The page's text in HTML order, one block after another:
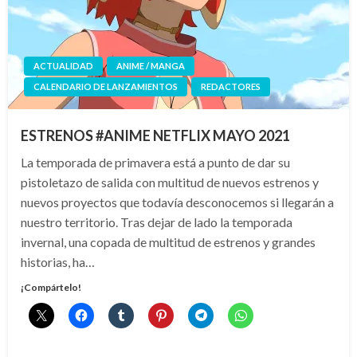
ACTUALIDAD
ANIME / MANGA
CALENDARIO DE LANZAMIENTOS
REDACTORES
ESTRENOS #ANIME NETFLIX MAYO 2021
La temporada de primavera está a punto de dar su
pistoletazo de salida con multitud de nuevos estrenos y
nuevos proyectos que todavía desconocemos si llegarán a
nuestro territorio. Tras dejar de lado la temporada
invernal, una copada de multitud de estrenos y grandes
historias, ha…
¡Compártelo!